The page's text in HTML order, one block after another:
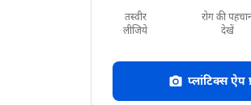
तस्वीर
लीजिये
रोग की
देखें
प्लांटिक्स ऐप